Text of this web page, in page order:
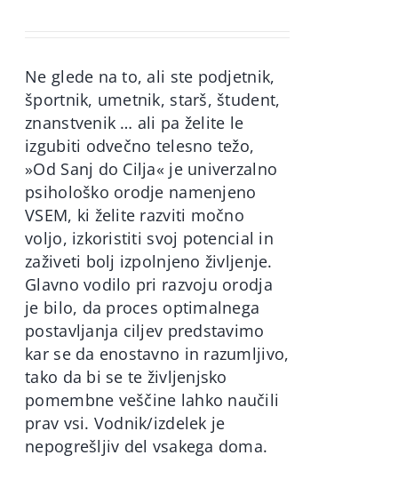
Ne glede na to, ali ste podjetnik,
športnik, umetnik, starš, študent,
znanstvenik … ali pa želite le
izgubiti odvečno telesno težo,
»Od Sanj do Cilja« je univerzalno
psihološko orodje namenjeno
VSEM, ki želite razviti močno
voljo, izkoristiti svoj potencial in
zaživeti bolj izpolnjeno življenje.
Glavno vodilo pri razvoju orodja
je bilo, da proces optimalnega
postavljanja ciljev predstavimo
kar se da enostavno in razumljivo,
tako da bi se te življenjsko
pomembne veščine lahko naučili
prav vsi. Vodnik/izdelek je
nepogrešljiv del vsakega doma.